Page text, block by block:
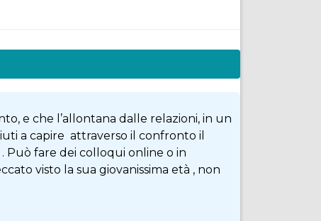
e che l’allontana dalle relazioni, in un
a capire attraverso il confronto il
Può fare dei colloqui online o in
visto la sua giovanissima età , non